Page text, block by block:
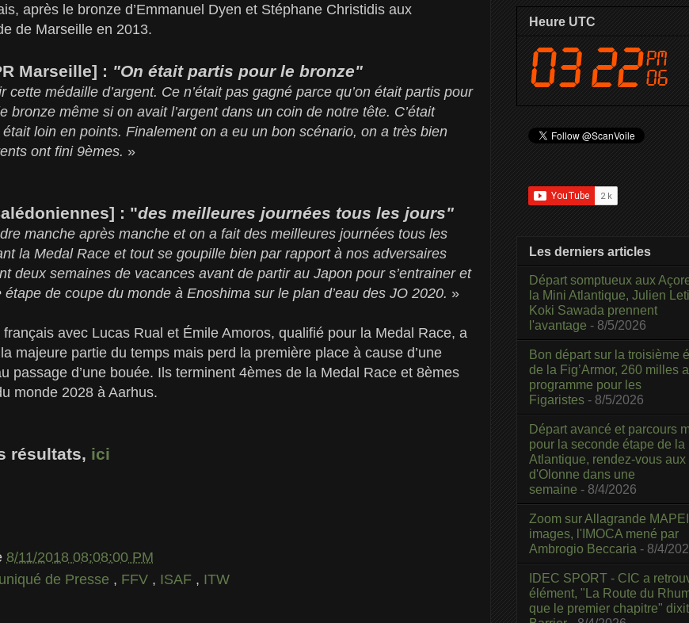
après le bronze d’Emmanuel Dyen et Stéphane Christidis aux
de Marseille en 2013.
Marseille] : "On était partis pour le bronze"
cette médaille d’argent. Ce n’était pas gagné parce qu’on était partis pour
bronze même si on avait l’argent dans un coin de notre tête. C’était
était loin en points. Finalement on a eu un bon scénario, on a très bien
ont fini 9èmes. »
: "des meilleures journées tous les jours"
manche après manche et on a fait des meilleures journées tous les
la Medal Race et tout se goupille bien par rapport à nos adversaires
deux semaines de vacances avant de partir au Japon pour s’entrainer et
de coupe du monde à Enoshima sur le plan d’eau des JO 2020. »
avec Lucas Rual et Émile Amoros, qualifié pour la Medal Race, a
majeure partie du temps mais perd la première place à cause d’une
passage d’une bouée. Ils terminent 4èmes de la Medal Race et 8èmes
monde 2028 à Aarhus.
résultats, ici
8/11/2018 08:08:00 PM
de Presse , FFV , ISAF , ITW
Heure UTC
Les derniers articles
Départ somptueux aux
la Mini Atlantique, Julien
Koki Sawada prennent
l'avantage - 8/5/2026
Bon départ sur la troisième
de la Fig’Armor, 260 milles
programme pour les
Figaristes - 8/5/2026
Départ avancé et parcours
pour la seconde étape de la
Atlantique, rendez-vous
d'Olonne dans une
semaine - 8/4/2026
Zoom sur Allagrande
images, l'IMOCA mené par
Ambrogio Beccaria - 8/4/
IDEC SPORT - CIC a
élément, "La Route du
que le premier chapitre"